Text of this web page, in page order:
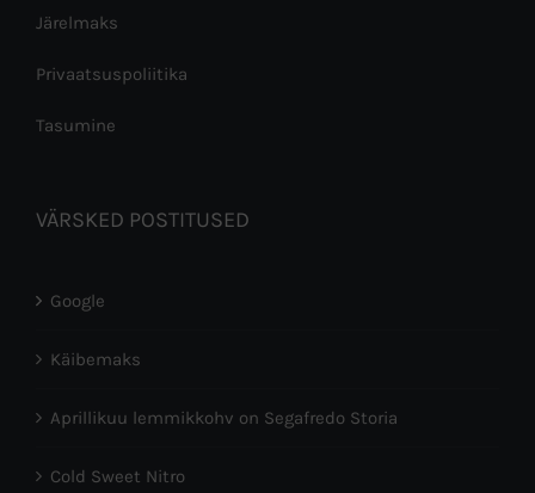
Järelmaks
Privaatsuspoliitika
Tasumine
VÄRSKED POSTITUSED
Google
Käibemaks
Aprillikuu lemmikkohv on Segafredo Storia
Cold Sweet Nitro